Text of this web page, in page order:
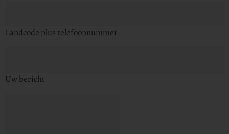
Landcode plus telefoonnummer
Uw bericht